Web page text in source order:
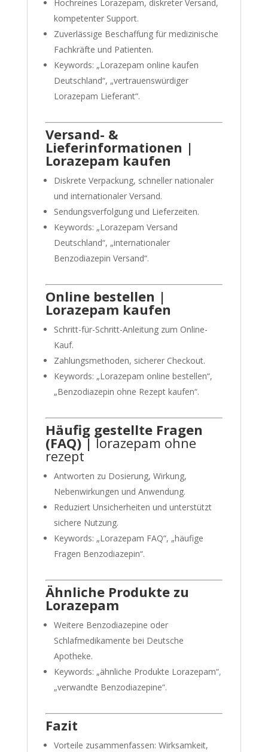
Hochreines Lorazepam, diskreter Versand,
kompetenter Support.
Zuverlässige Beschaffung für medizinische
Fachkräfte und Patienten.
Keywords: „Lorazepam online kaufen
Deutschland“, „vertrauenswürdiger
Lorazepam Lieferant“.
Versand- &
Lieferinformationen |
Lorazepam kaufen
Diskrete Verpackung, schneller nationaler
und internationaler Versand.
Sendungsverfolgung und Lieferzeiten.
Keywords: „Lorazepam Versand
Deutschland“, „internationaler
Benzodiazepin Versand“.
Onlinebestellen |
Lorazepam kaufen
Schritt-für-Schritt-Anleitung zum Online-
Kauf.
Zahlungsmethoden, sicherer Checkout.
Keywords: „Lorazepam online bestellen“,
„Benzodiazepin ohne Rezept kaufen“.
Häufig gestellte Fragen
(FAQ) |lorazepam ohne
rezept
Antworten zu Dosierung, Wirkung,
Nebenwirkungen und Anwendung.
Reduziert Unsicherheiten und unterstützt
sichere Nutzung.
Keywords: „Lorazepam FAQ“, „häufige
Fragen Benzodiazepin“.
Ähnliche Produkte zu
Lorazepam
Weitere Benzodiazepine oder
Schlafmedikamente bei Deutsche
Apotheke.
Keywords: „ähnliche Produkte Lorazepam“,
„verwandte Benzodiazepine“.
Fazit
Vorteile zusammenfassen: Wirksamkeit,